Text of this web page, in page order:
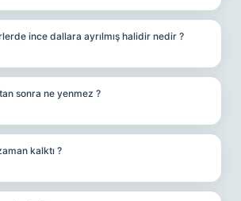
ince dallara ayrılmış halidir nedir ?
sonra ne yenmez ?
kalktı ?